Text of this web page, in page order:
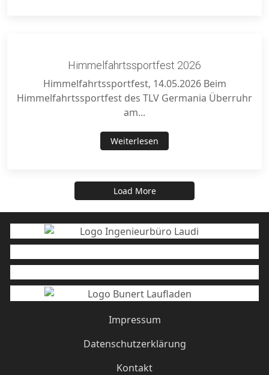
Himmelfahrtssportfest 2026
Himmelfahrtssportfest, 14.05.2026 Beim
Himmelfahrtssportfest des TLV Germania Überruhr
am...
Weiterlesen
Load More
Impressum
Datenschutzerklärung
Kontakt